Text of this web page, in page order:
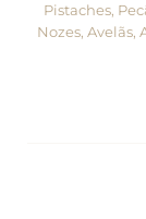
Pistaches,
Nozes, Avelãs,